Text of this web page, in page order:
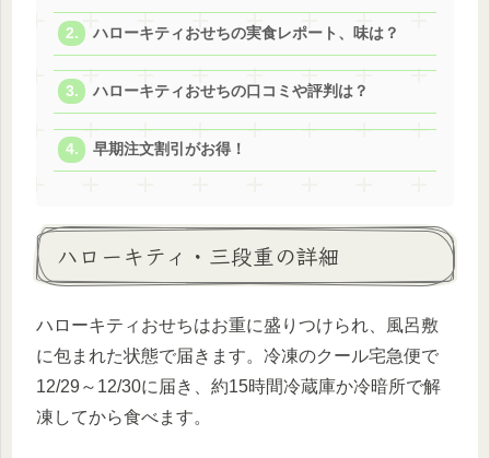
ハローキティおせちの実食レポート、味は？
ハローキティおせちの口コミや評判は？
早期注文割引がお得！
ハローキティ・三段重の詳細
ハローキティおせちはお重に盛りつけられ、風呂敷
に包まれた状態で届きます。冷凍のクール宅急便で
12/29～12/30に届き、約15時間冷蔵庫か冷暗所で解
凍してから食べます。